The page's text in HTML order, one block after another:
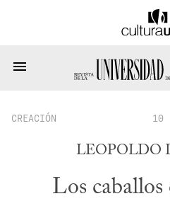
CREACIÓN 10
LEOPOLDO
Los